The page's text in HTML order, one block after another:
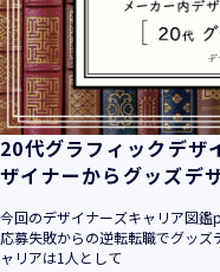
20代グラフィックデザ
ザイナーからグッズデ
今回のデザイナーズキャリア図
応募失敗からの逆転転職でグッ
ャリアは1人として